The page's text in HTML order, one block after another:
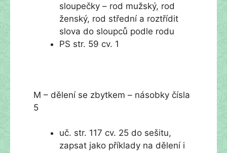
sloupečky – rod mužský, rod
ženský, rod střední a roztřídit
slova do sloupců podle rodu
PS str. 59 cv. 1
M – dělení se zbytkem – násobky čísla
5
uč. str. 117 cv. 25 do sešitu,
zapsat jako příklady na dělení i